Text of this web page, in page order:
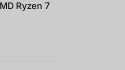
Ryzen 7